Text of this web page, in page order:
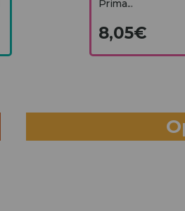
Prima...
8,05€